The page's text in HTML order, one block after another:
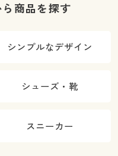
商品を探す
シンプルなデザイン
シューズ・靴
スニーカー